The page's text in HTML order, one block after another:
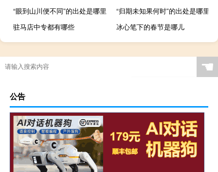
“眼到山川便不同”的出处是哪里
“归期未知果何时”的出处是哪里
驻马店中专都有哪些
冰心笔下的春节是哪儿
☚
公告